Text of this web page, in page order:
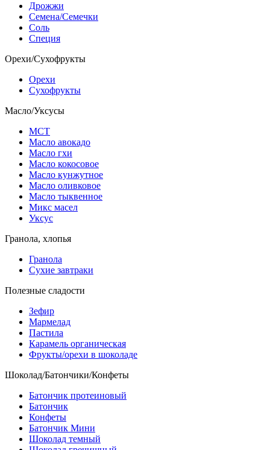
Дрожжи
Семена/Семечки
Соль
Специя
Орехи/Сухофрукты
Орехи
Сухофрукты
Масло/Уксусы
МСТ
Масло авокадо
Масло гхи
Масло кокосовое
Масло кунжутное
Масло оливковое
Масло тыквенное
Микс масел
Уксус
Гранола, хлопья
Гранола
Сухие завтраки
Полезные сладости
Зефир
Мармелад
Пастила
Карамель органическая
Фрукты/орехи в шоколаде
Шоколад/Батончики/Конфеты
Батончик протеиновый
Батончик
Конфеты
Батончик Мини
Шоколад темный